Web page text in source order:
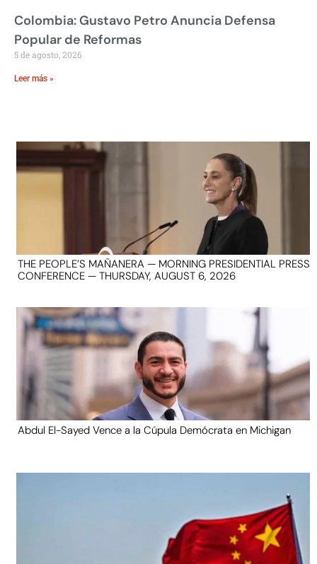
Colombia: Gustavo Petro Anuncia Defensa
Popular de Reformas
5 de agosto, 2026
Leer más »
THE PEOPLE’S MAÑANERA — MORNING PRESIDENTIAL PRESS
CONFERENCE — THURSDAY, AUGUST 6, 2026
Abdul El-Sayed Vence a la Cúpula Demócrata en Michigan